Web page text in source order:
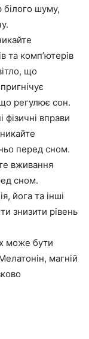
білого шуму,
та комп’ютерів
що
регулює сон.
фізичні вправи
перед сном.
вживання
сном.
йога та інші
знизити рівень
може бути
магній